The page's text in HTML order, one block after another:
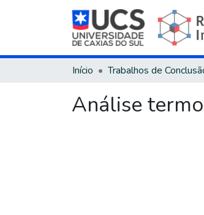
Início
Análise